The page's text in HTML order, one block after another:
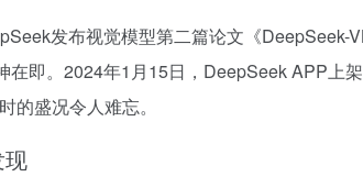
发布视觉模型第二篇论文《DeepSeek-
在即。2024年1月15日，DeepSeek APP上
的盛况令人难忘。